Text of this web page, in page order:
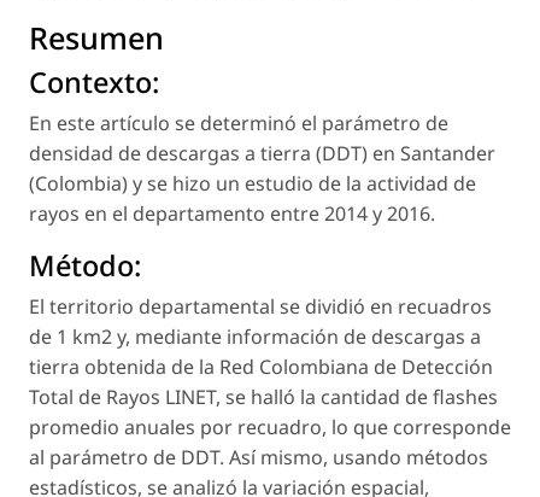
Resumen
Contexto:
En este artículo se determinó el parámetro de
densidad de descargas a tierra (DDT) en Santander
(Colombia) y se hizo un estudio de la actividad de
rayos en el departamento entre 2014 y 2016.
Método:
El territorio departamental se dividió en recuadros
de 1 km2 y, mediante información de descargas a
tierra obtenida de la Red Colombiana de Detección
Total de Rayos LINET, se halló la cantidad de flashes
promedio anuales por recuadro, lo que corresponde
al parámetro de DDT. Así mismo, usando métodos
estadísticos, se analizó la variación espacial,